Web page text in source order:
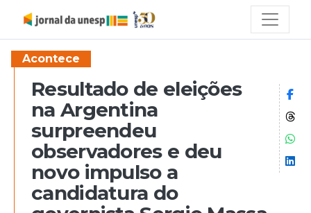
Acontece
Resultado de eleições
na Argentina
surpreendeu
observadores e deu
novo impulso a
candidatura do